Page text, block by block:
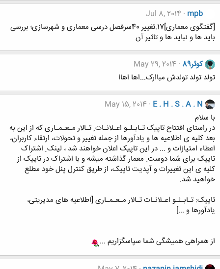
mpb
Jul 8, 2014
[گفتگوی معماری]17.تغییر 40سرفصل درسی معماری و شهرسازی؛ بررسی
باید ها و نباید ها و تاثیر آن
کوثر89
May 29, 2014
تولد تولد تولدش مباارک...اها اهاا
E . H . S . A . N
May 15, 2014
با سلام
در راستای افتتاح تاپیک تـابـلـو اعـلانـات ِ تـالار مـعـمـاری که از این به
بعد کلیه ی اطلاعیه ها و یادآورها از جمله تغییر و تحولات، ارتقاء کاربران،
اعطاء امتیازات و ... در این تاپیک اعلان خواهند شد ، لینک ِ اشتراک
تاپیک برای شما دوست ِ معمار گذاشته میشه و با اشتراک در تاپیک از
کلیه ی این تغییرات و آپدیت تاپیک، از طریق کنترل پنل خود مطلع
خواهید شد.
تاپیک: تـابـلـو اعـلانـات تـالار مـعـمـاری [اطلاعیه های مدیریتی،
یادآورها و ...]
از همراهی همیشگی شما سپاسگزاریم ...